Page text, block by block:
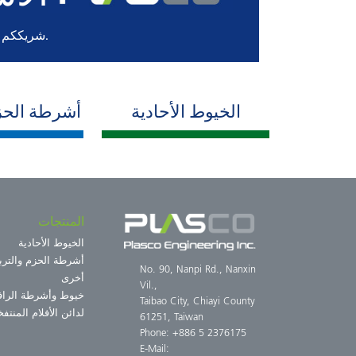
شريككم المتفاني المصنع لمكنات إنتاج البلاستيك بالتشكيل البثقي.
الخيوط الأحادية أشرطة
No. 90, Nanpi Rd., Nanxin
Vil.,
Taibao City, Chiayi County
61251, Taiwan
Phone: +886 5 2376175
E-Mail:
المنتجات
الخيوط الأحادية
أشرطة الحزم
أخرى
خيوط وأشرطة
لدائن الأفلام